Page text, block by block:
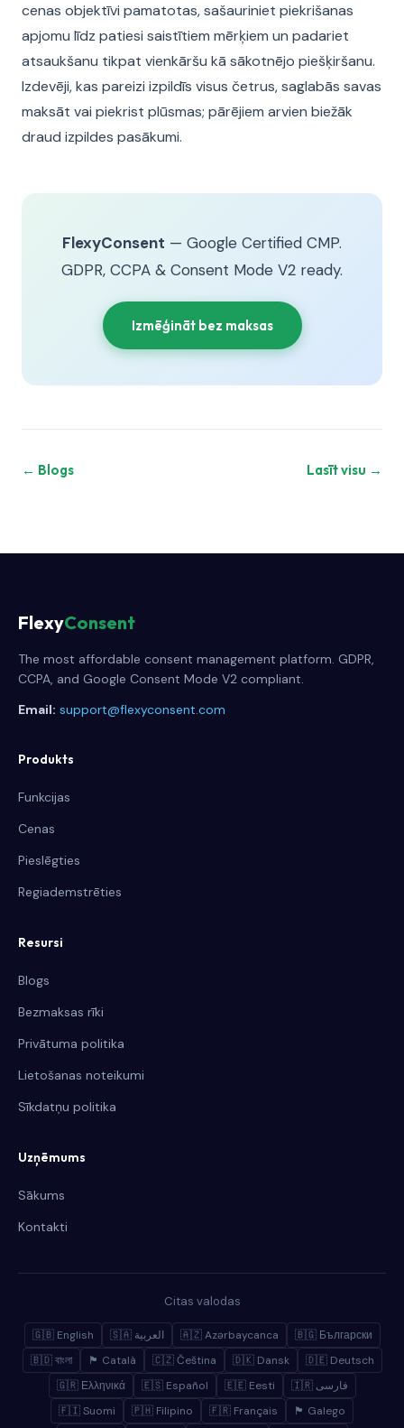
cenas objektīvi pamatotas, sašauriniet piekrišanas
apjomu līdz patiesi saistītiem mērķiem un padariet
atsaukšanu tikpat vienkāršu kā sākotnējo piešķiršanu.
Izdevēji, kas pareizi izpildīs visus četrus, saglabās savas
maksāt vai piekrist plūsmas; pārējiem arvien biežāk
draud izpildes pasākumi.
FlexyConsent — Google Certified CMP.
GDPR, CCPA & Consent Mode V2 ready.
Izmēģināt bez maksas
← Blogs Lasīt visu →
FlexyConsent
The most affordable consent management platform. GDPR,
CCPA, and Google Consent Mode V2 compliant.
Email: support@flexyconsent.com
Produkts
Funkcijas
Cenas
Pieslēgties
Regiademstrēties
Resursi
Blogs
Bezmaksas rīki
Privātuma politika
Lietošanas noteikumi
Sīkdatņu politika
Uzņēmums
Sākums
Kontakti
Citas valodas
🇬🇧 English 🇸🇦 العربية 🇦🇿 Azərbaycanca
🇧🇬 Български
🇧🇩 বাংলা
🏴 Català 🇨🇿 Čeština 🇩🇰 Dansk
🇩🇪 Deutsch
🇬🇷 Ελληνικά
🇪🇸 Español 🇪🇪 Eesti
🇮🇷 فارسی
🇫🇮 Suomi
🇵🇭 Filipino 🇫🇷 Français 🏴 Galego